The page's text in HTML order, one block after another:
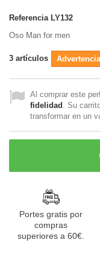
Referencia LY132
Oso Man for men
3 artículos
Al comprar este
fidelidad . Su
transformar en un
Portes gratis por
compras
superiores a 60€.